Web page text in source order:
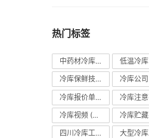
热门标签
中药材冷库
(27) 低温冷库
冷库保鲜技术 冷库公司
冷库报价单
(121)
冷库视频 (24)
四川冷库工程